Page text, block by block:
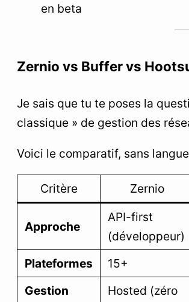
en beta
Zernio vs Buffer vs
Je sais que tu te poses la
classique » de gestion des
Voici le comparatif, sans
Critère Zernio
Approche
API-first
(développeur)
Plateformes
15+
Gestion
Hosted (zéro